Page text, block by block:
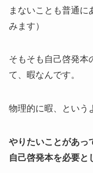
まないことも普通に
みます）
そもそも自己啓発本
て、暇なんです。
物理的に暇、という
やりたいことがあっ
自己啓発本を必要と